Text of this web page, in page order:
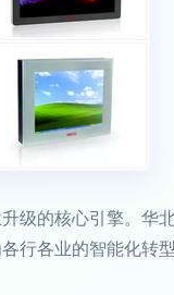
级的核心引擎。华
行各业的智能化转